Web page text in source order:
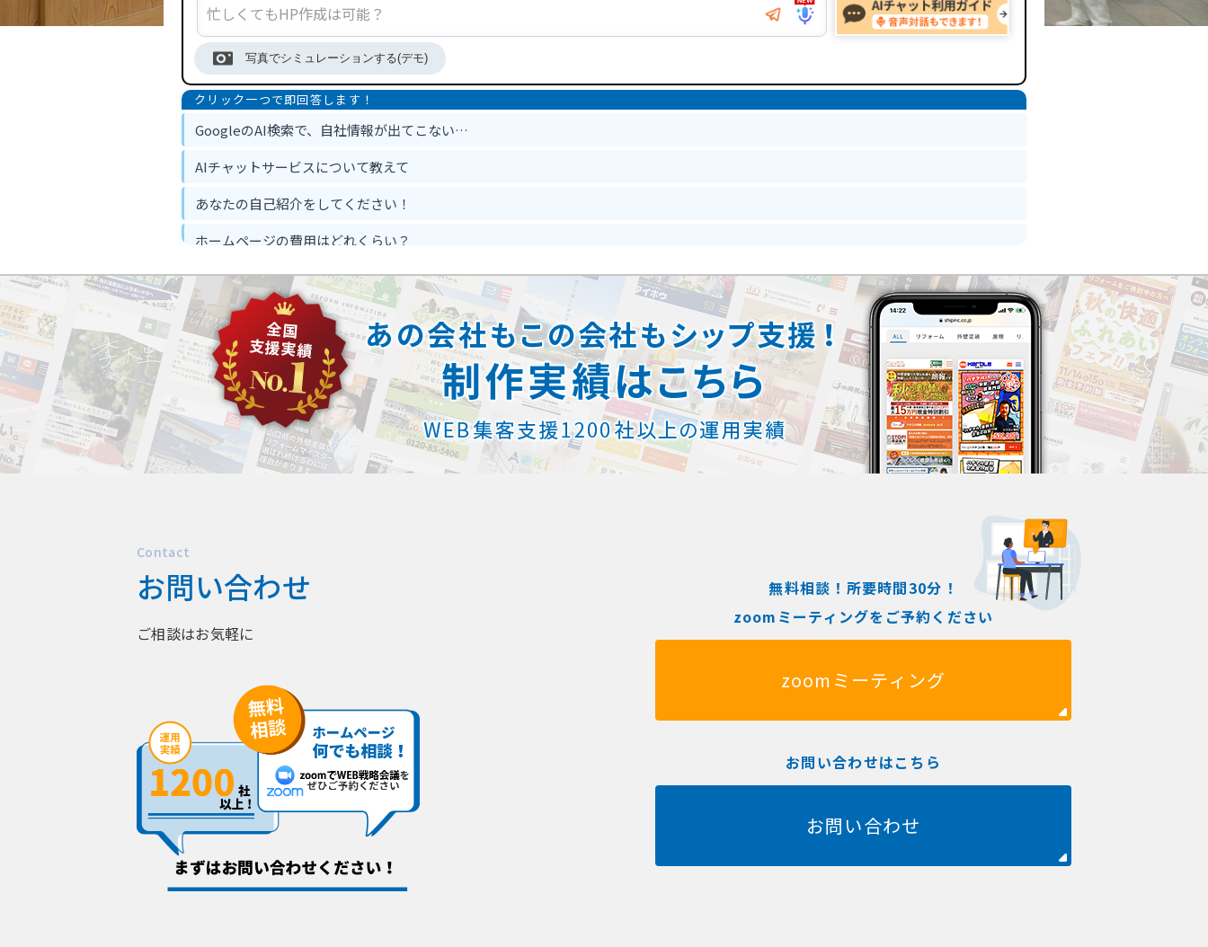
写真でシミュレーションする(デモ)
GoogleのAI検索で、自社情報が出てこない…
AIチャットサービスについて教えて
あなたの自己紹介をしてください！
ホームページの費用はどれくらい？
ホームページ作って反響は出るの？
忙しくてもホームページ作成は可能？
Contact
お問い合わせ
ご相談はお気軽に
無料相談！所要時間30分！
zoomミーティングをご予約ください
zoomミーティング
お問い合わせはこちら
お問い合わせ